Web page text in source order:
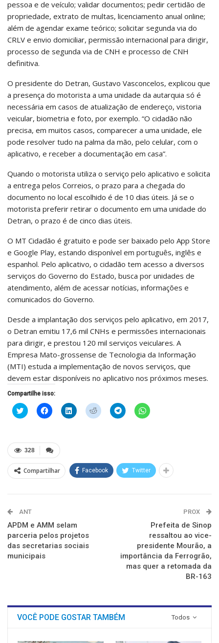
pessoa e de veículo; validar documentos; pedir certidão de
propriedade, extrato de multas, licenciamento anual online;
além de agendar exame teórico; solicitar segunda via do
CRLV e envio domiciliar, permissão internacional para dirigir,
processo de segunda via de CNH e processo de CNH
definitiva.
O presidente do Detran, Gustavo Vasconcelos, explicou que
a presença do motorista a uma unidade da autarquia só é
necessária em casos de atualização de endereço, vistoria
veicular, biometria e foto, por exemplo. “O cidadão não
precisa, em muitos casos, comparecer a uma unidade, ele
pode resolver tudo na palma da mão, pelo celular, com o
aplicativo, e receber a documentação em casa”.
Quando o motorista utiliza o serviço pelo aplicativo e solicita
a entrega pelos Correios, o prazo para a chegada do
documento no local escolhido é de 10 dias úteis. Já se o
motorista preferir retirar o documento em uma unidade do
Detran, o prazo é de cinco dias úteis.
O MT Cidadão é gratuito e pode ser baixado pelo App Store
e Google Play, estando disponível em português, inglês e
espanhol. Pelo aplicativo, o cidadão tem acesso a diversos
serviços do Governo do Estado, busca por unidades de
atendimento, além de acessar notícias, informações e
comunicados do Governo.
Desde a implantação dos serviços pelo aplicativo, em 2017,
o Detran emitiu 17,6 mil CNHs e permissões internacionais
para dirigir, e prestou 120 mil serviços veiculares. A
Empresa Mato-grossense de Tecnologia da Informação
(MTI) estuda a implementação de novos serviços, que
devem estar disponíveis no aplicativo nos próximos meses.
Compartilhe isso:
Clique
para
em
nova
janela)
Clique
para
em
nova
janela)
Clique
para
Clique
para
Clique
para
Clique
para
328
Compartilhar Facebook Twitter
ANT
APDM e AMM selam
parceria pelos projetos
das secretarias sociais
municipais
PROX
Prefeita de Sinop
ressaltou ao vice-
presidente Mourão, a
importância da Ferrogrão,
mas quer a retomada da
BR-163
Todos
VOCÊ PODE GOSTAR TAMBÉM